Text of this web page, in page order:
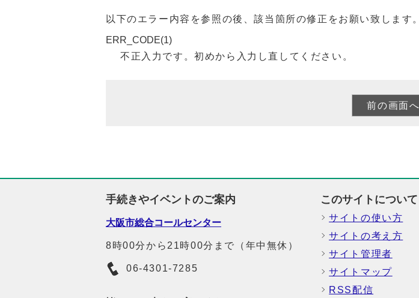
以下のエラー内容を参照の後、該当箇所の修正をお願い致します。
ERR_CODE(1)
不正入力です。初めから入力し直してください。
手続きやイベントのご案内
大阪市総合コールセンター
8時00分から21時00分まで（年中無休）
06-4301-7285
このサイトについて
サイトの使い方
サイトの考え方
サイト管理者
サイトマップ
RSS配信